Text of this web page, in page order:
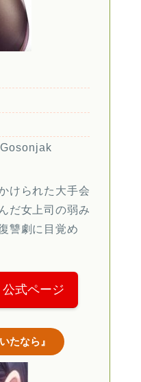
けられた大手会
だ女上司の弱み
讐劇に目覚め
公式ページ
たなら』